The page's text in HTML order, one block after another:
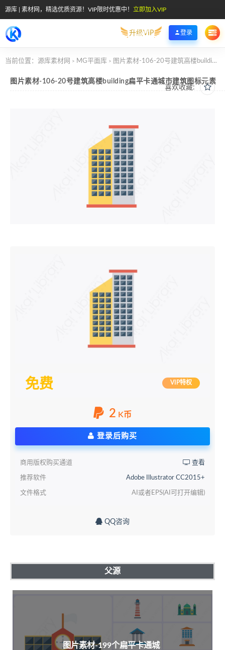
源库 | 素材网，精选优质资源！VIP限时优惠中！ 立即加入VIP
升级VIP 登录
当前位置： 源库素材网 > MG平面库 > 图片素材-106-20号建筑高楼building扁平卡通城市建筑图标元素
喜欢收藏:
图片素材-106-20号建筑高楼building扁平卡通城市建筑图标元素
免费 VIP特权
2 K币
登录后购买
商用版权购买通道 查看
推荐软件 Adobe Illustrator CC2015+
文件格式 AI或者EPS(AI可打开编辑)
QQ咨询
父源
图片素材-199个扁平卡通城